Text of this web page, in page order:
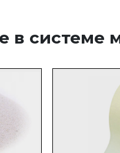
в системе